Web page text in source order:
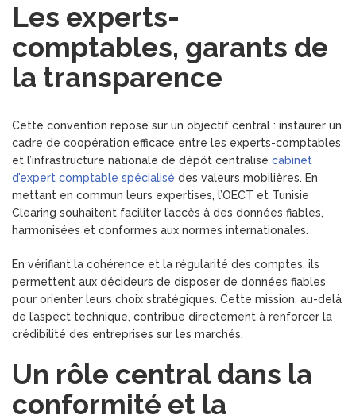
Les experts-
comptables, garants de
la transparence
Cette convention repose sur un objectif central : instaurer un
cadre de coopération efficace entre les experts-comptables
et l’infrastructure nationale de dépôt centralisé cabinet
d’expert comptable spécialisé des valeurs mobilières. En
mettant en commun leurs expertises, l’OECT et Tunisie
Clearing souhaitent faciliter l’accès à des données fiables,
harmonisées et conformes aux normes internationales.
En vérifiant la cohérence et la régularité des comptes, ils
permettent aux décideurs de disposer de données fiables
pour orienter leurs choix stratégiques. Cette mission, au-delà
de l’aspect technique, contribue directement à renforcer la
crédibilité des entreprises sur les marchés.
Un rôle central dans la
conformité et la